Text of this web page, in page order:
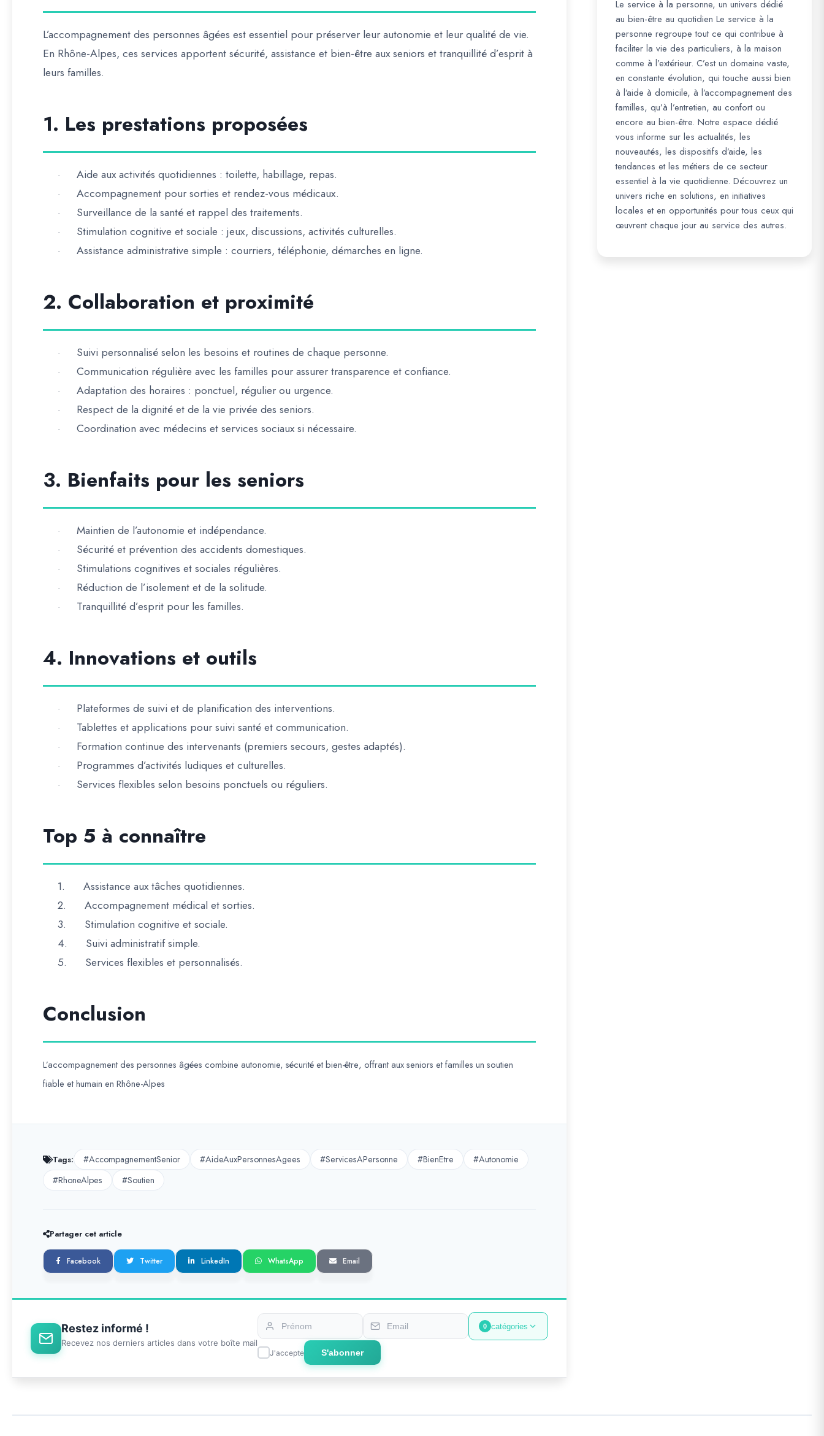
L’accompagnement des personnes âgées est essentiel pour préserver leur autonomie et leur qualité de vie.
En Rhône-Alpes, ces services apportent sécurité, assistance et bien-être aux seniors et tranquillité d’esprit à
leurs familles.
1. Les prestations proposées
· Aide aux activités quotidiennes : toilette, habillage, repas.
· Accompagnement pour sorties et rendez-vous médicaux.
· Surveillance de la santé et rappel des traitements.
· Stimulation cognitive et sociale : jeux, discussions, activités culturelles.
· Assistance administrative simple : courriers, téléphonie, démarches en ligne.
2. Collaboration et proximité
· Suivi personnalisé selon les besoins et routines de chaque personne.
· Communication régulière avec les familles pour assurer transparence et confiance.
· Adaptation des horaires : ponctuel, régulier ou urgence.
· Respect de la dignité et de la vie privée des seniors.
· Coordination avec médecins et services sociaux si nécessaire.
3. Bienfaits pour les seniors
· Maintien de l’autonomie et indépendance.
· Sécurité et prévention des accidents domestiques.
· Stimulations cognitives et sociales régulières.
· Réduction de l’isolement et de la solitude.
· Tranquillité d’esprit pour les familles.
4. Innovations et outils
· Plateformes de suivi et de planification des interventions.
· Tablettes et applications pour suivi santé et communication.
· Formation continue des intervenants (premiers secours, gestes adaptés).
· Programmes d’activités ludiques et culturelles.
· Services flexibles selon besoins ponctuels ou réguliers.
Top 5 à connaître
1.
Assistance aux tâches quotidiennes.
2.
Accompagnement médical et sorties.
3.
Stimulation cognitive et sociale.
4.
Suivi administratif simple.
5.
Services flexibles et personnalisés.
Conclusion
L’accompagnement des personnes âgées combine autonomie, sécurité et bien-être, offrant aux seniors et familles un soutien
fiable et humain en Rhône-Alpes
Tags: #AccompagnementSenior #AideAuxPersonnesAgees #ServicesAPersonne #BienEtre
#Autonomie
#RhoneAlpes
#Soutien
Partager cet article
Facebook Twitter LinkedIn WhatsApp Email
Restez informé !
Recevez nos derniers articles dans votre boîte mail
0 catégories
J'accepte S'abonner
Le service à la personne, un univers dédié
au bien-être au quotidien Le service à la
personne regroupe tout ce qui contribue à
faciliter la vie des particuliers, à la maison
comme à l’extérieur. C’est un domaine vaste,
en constante évolution, qui touche aussi bien
à l’aide à domicile, à l’accompagnement des
familles, qu’à l’entretien, au confort ou
encore au bien-être. Notre espace dédié
vous informe sur les actualités, les
nouveautés, les dispositifs d’aide, les
tendances et les métiers de ce secteur
essentiel à la vie quotidienne. Découvrez un
univers riche en solutions, en initiatives
locales et en opportunités pour tous ceux qui
œuvrent chaque jour au service des autres.